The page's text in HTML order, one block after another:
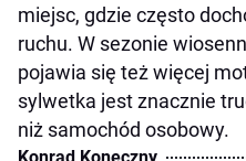
miejsc, gdzie często
ruchu. W sezonie
pojawia się też więcej
sylwetka jest znacznie
niż samochód osobowy.